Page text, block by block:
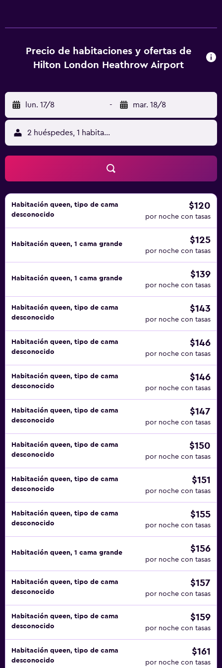
Precio de habitaciones y ofertas de
Hilton London Heathrow Airport
lun. 17/8 - mar. 18/8
2 huéspedes, 1 habitación
Habitación queen, tipo de cama
desconocido
$120
por noche con tasas
Habitación queen, 1 cama grande $125
por noche con tasas
Habitación queen, 1 cama grande $139
por noche con tasas
Habitación queen, tipo de cama
desconocido
$143
por noche con tasas
Habitación queen, tipo de cama
desconocido
$146
por noche con tasas
Habitación queen, tipo de cama
desconocido
$146
por noche con tasas
Habitación queen, tipo de cama
desconocido
$147
por noche con tasas
Habitación queen, tipo de cama
desconocido
$150
por noche con tasas
Habitación queen, tipo de cama
desconocido
$151
por noche con tasas
Habitación queen, tipo de cama
desconocido
$155
por noche con tasas
Habitación queen, 1 cama grande $156
por noche con tasas
Habitación queen, tipo de cama
desconocido
$157
por noche con tasas
Habitación queen, tipo de cama
desconocido
$159
por noche con tasas
Habitación queen, tipo de cama
desconocido
$161
por noche con tasas